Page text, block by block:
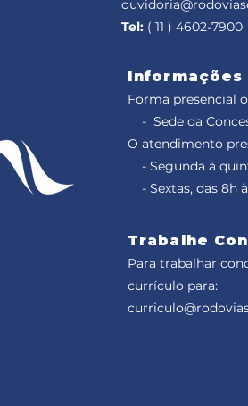
Tel: ( 11 ) 4602-7900
Informações
Forma presencial
- Sede da
O atendimento
- Segunda à
- Sextas, das 8h
Trabalhe
Para trabalhar
currículo para: